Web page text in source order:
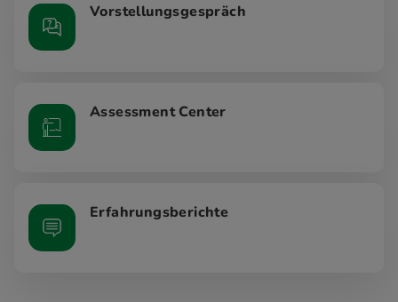
Vorstellungsgespräch
Assessment Center
Erfahrungsberichte